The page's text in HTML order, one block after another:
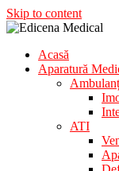
Skip to content
Edicena Medical
Aparatura Medicala
Acasă
Aparatură
ATI